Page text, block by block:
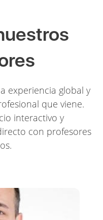
experiencia global y
que viene.
interactivo y
con profesores